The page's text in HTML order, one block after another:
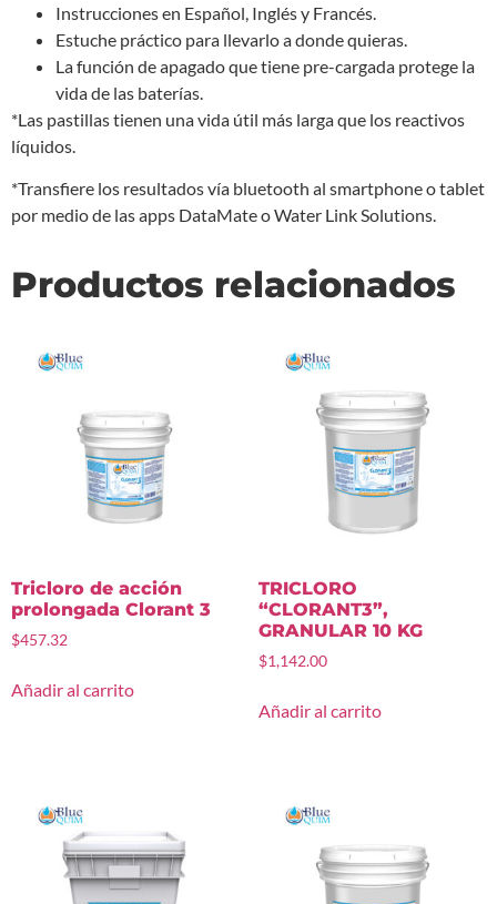
Instrucciones en Español, Inglés y Francés.
Estuche práctico para llevarlo a donde quieras.
La función de apagado que tiene pre-cargada protege la
vida de las baterías.
*Las pastillas tienen una vida útil más larga que los reactivos
líquidos.
*Transfiere los resultados vía bluetooth al smartphone o tablet
por medio de las apps DataMate o Water Link Solutions.
Productos relacionados
Tricloro de acción
prolongada Clorant 3
$457.32
Añadir al carrito
TRICLORO
“CLORANT3”,
GRANULAR 10 KG
$1,142.00
Añadir al carrito